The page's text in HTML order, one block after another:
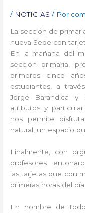
/ NOTICIAS / Por
La sección de
nueva Sede con
En la mañana del
sección primaria,
primeros cinco
estudiantes, a
Jorge Barandica y
atributos y
nos permite
natural, un espacio
Finalmente, con
profesores
las tarjetas que con
primeras horas del día.
En nombre de